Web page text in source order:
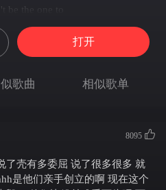
be the one to
you up
you
you
be the one to
层摸爬滚打
好友们嘲笑
打开
歌曲 相似歌单
8095
了壳有多委屈 说了很多很多 就
是他们亲手创立的啊 现在这个